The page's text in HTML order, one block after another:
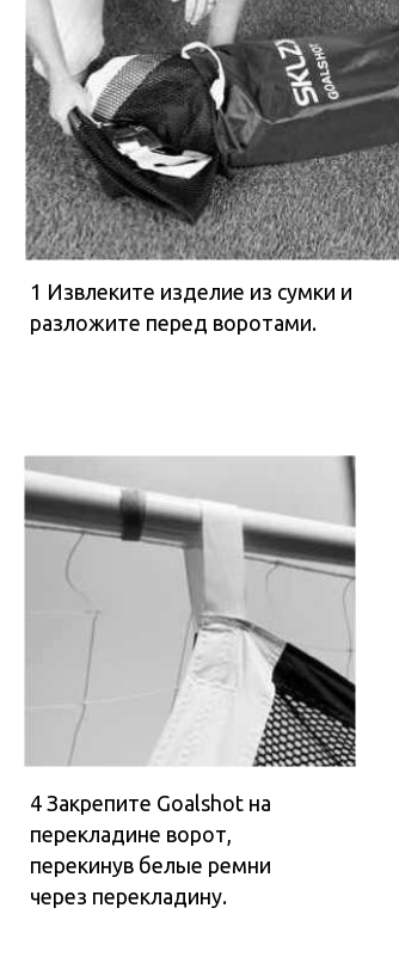
5
БОЛЬШЕ ИНФОРМАЦИИ О
ПЕРЕЙТИ НА САЙТ